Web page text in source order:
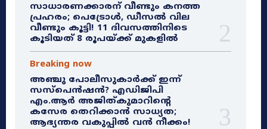
സാധാരണക്കാരന് വീണ്ടും കനത്ത
പ്രഹരം; പെട്രോൾ, ഡീസൽ വില
വീണ്ടും കൂട്ടി! 11 ദിവസത്തിനിടെ
കൂടിയത് 8 രൂപയ്ക്ക് മുകളിൽ
Breaking now
അഞ്ചു പോലീസുകാർക്ക് ഇന്ന്
സസ്‌പെൻഷൻ? എഡിജിപി
എം.ആർ അജിത്കുമാറിൻ്റെ
കസേര തെറിക്കാൻ സാധ്യത;
ആഭ്യന്തര വകുപ്പിൽ വൻ നീക്കം!